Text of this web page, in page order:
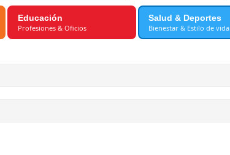
Educación
Profesiones & Oficios
Salud & Deportes
Bienestar & Estilo de vida